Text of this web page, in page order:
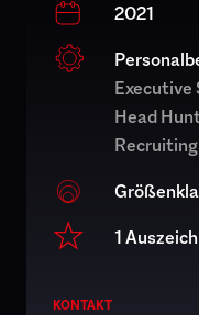
2021
Executive
Head
Recruiting
1
KONTAKT